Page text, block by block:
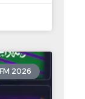
FM 2026